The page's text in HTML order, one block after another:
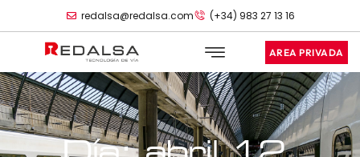
redalsa@redalsa.com (+34) 983 27 13 16
AREA PRIVADA